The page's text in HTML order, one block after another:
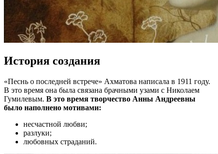
История создания
«Песнь о последней встрече» Ахматова написала в 1911 году.
В это время она была связана брачными узами с Николаем
Гумилевым. В это время творчество Анны Андреевны
было наполнено мотивами:
несчастной любви;
разлуки;
любовных страданий.